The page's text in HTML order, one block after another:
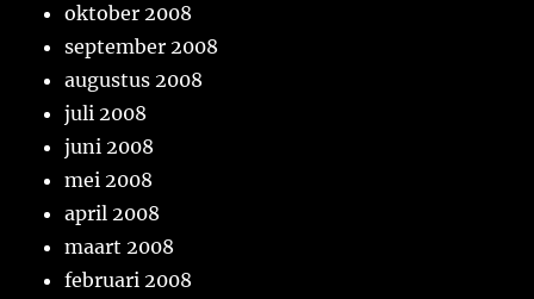
oktober 2008
september 2008
augustus 2008
juli 2008
juni 2008
mei 2008
april 2008
maart 2008
februari 2008